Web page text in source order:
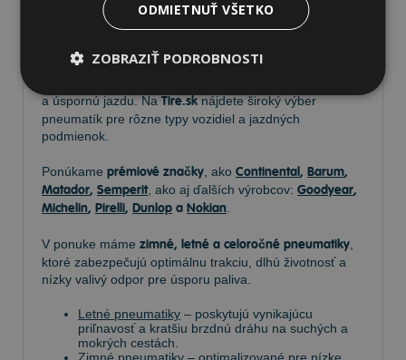
Pneumatiky
a úspornú jazdu. NaTire.sknájdete široký výber
pneumatík pre rôzne typy vozidiel a jazdných
podmienok.
Ponúkame prémiové značky , ako Continental, Barum,
Matador, Semperit, ako aj ďalších výrobcov: Goodyear,
Michelin, Pirelli, Dunlop a Nokian
V ponuke máme zimné, letné a celoročné pneumatiky
ktoré zabezpečujú optimálnu trakciu, dlhú životnosť a
nízky valivý odpor pre úsporu paliva.
Letné pneumatiky – poskytujú vynikajúcu
priľnavosť a kratšiu brzdnú dráhu na suchých a
mokrých cestách.
ODMIETNUŤ VŠETKO
ZOBRAZIŤ PODROBNOSTI